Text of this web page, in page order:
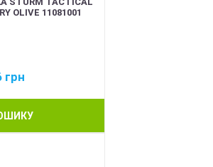
OLIVE 11081001
грн